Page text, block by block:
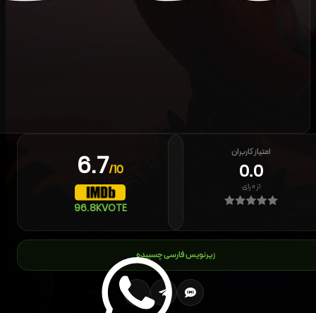
6.7/10
96.8KVOTE
امتیاز کاربران
0.0
از۰رای
زیرنویس فارسی چسبیده